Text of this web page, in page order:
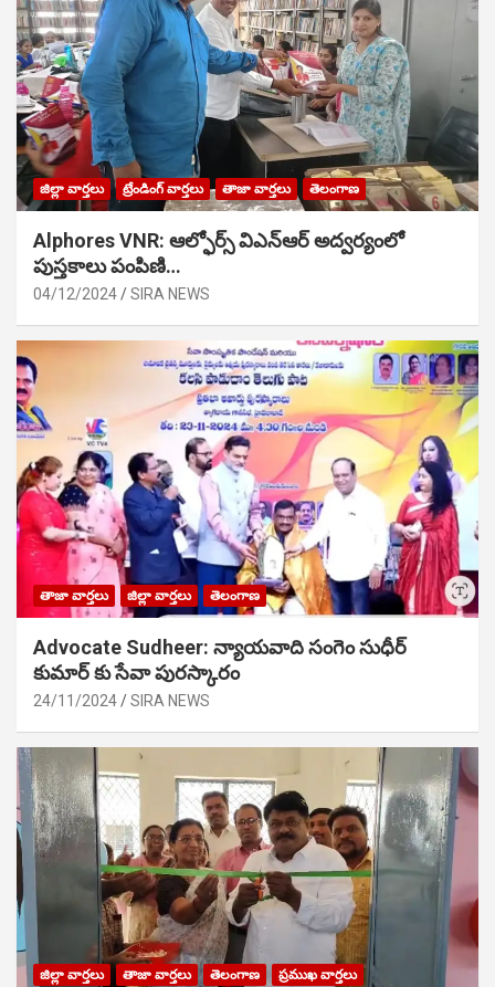
జిల్లా వార్తలు ట్రేండింగ్ వార్తలు తాజా వార్తలు తెలంగాణ
Alphores VNR: ఆల్ఫోర్స్ విఎన్ఆర్ అద్వర్యంలో
పుస్తకాలు పంపిణి…
04/12/2024 SIRA NEWS
తాజా వార్తలు జిల్లా వార్తలు తెలంగాణ
Advocate Sudheer: న్యాయవాది సంగెం సుధీర్
కుమార్ కు సేవా పురస్కారం
24/11/2024 SIRA NEWS
జిల్లా వార్తలు తాజా వార్తలు తెలంగాణ
ప్రముఖ వార్తలు